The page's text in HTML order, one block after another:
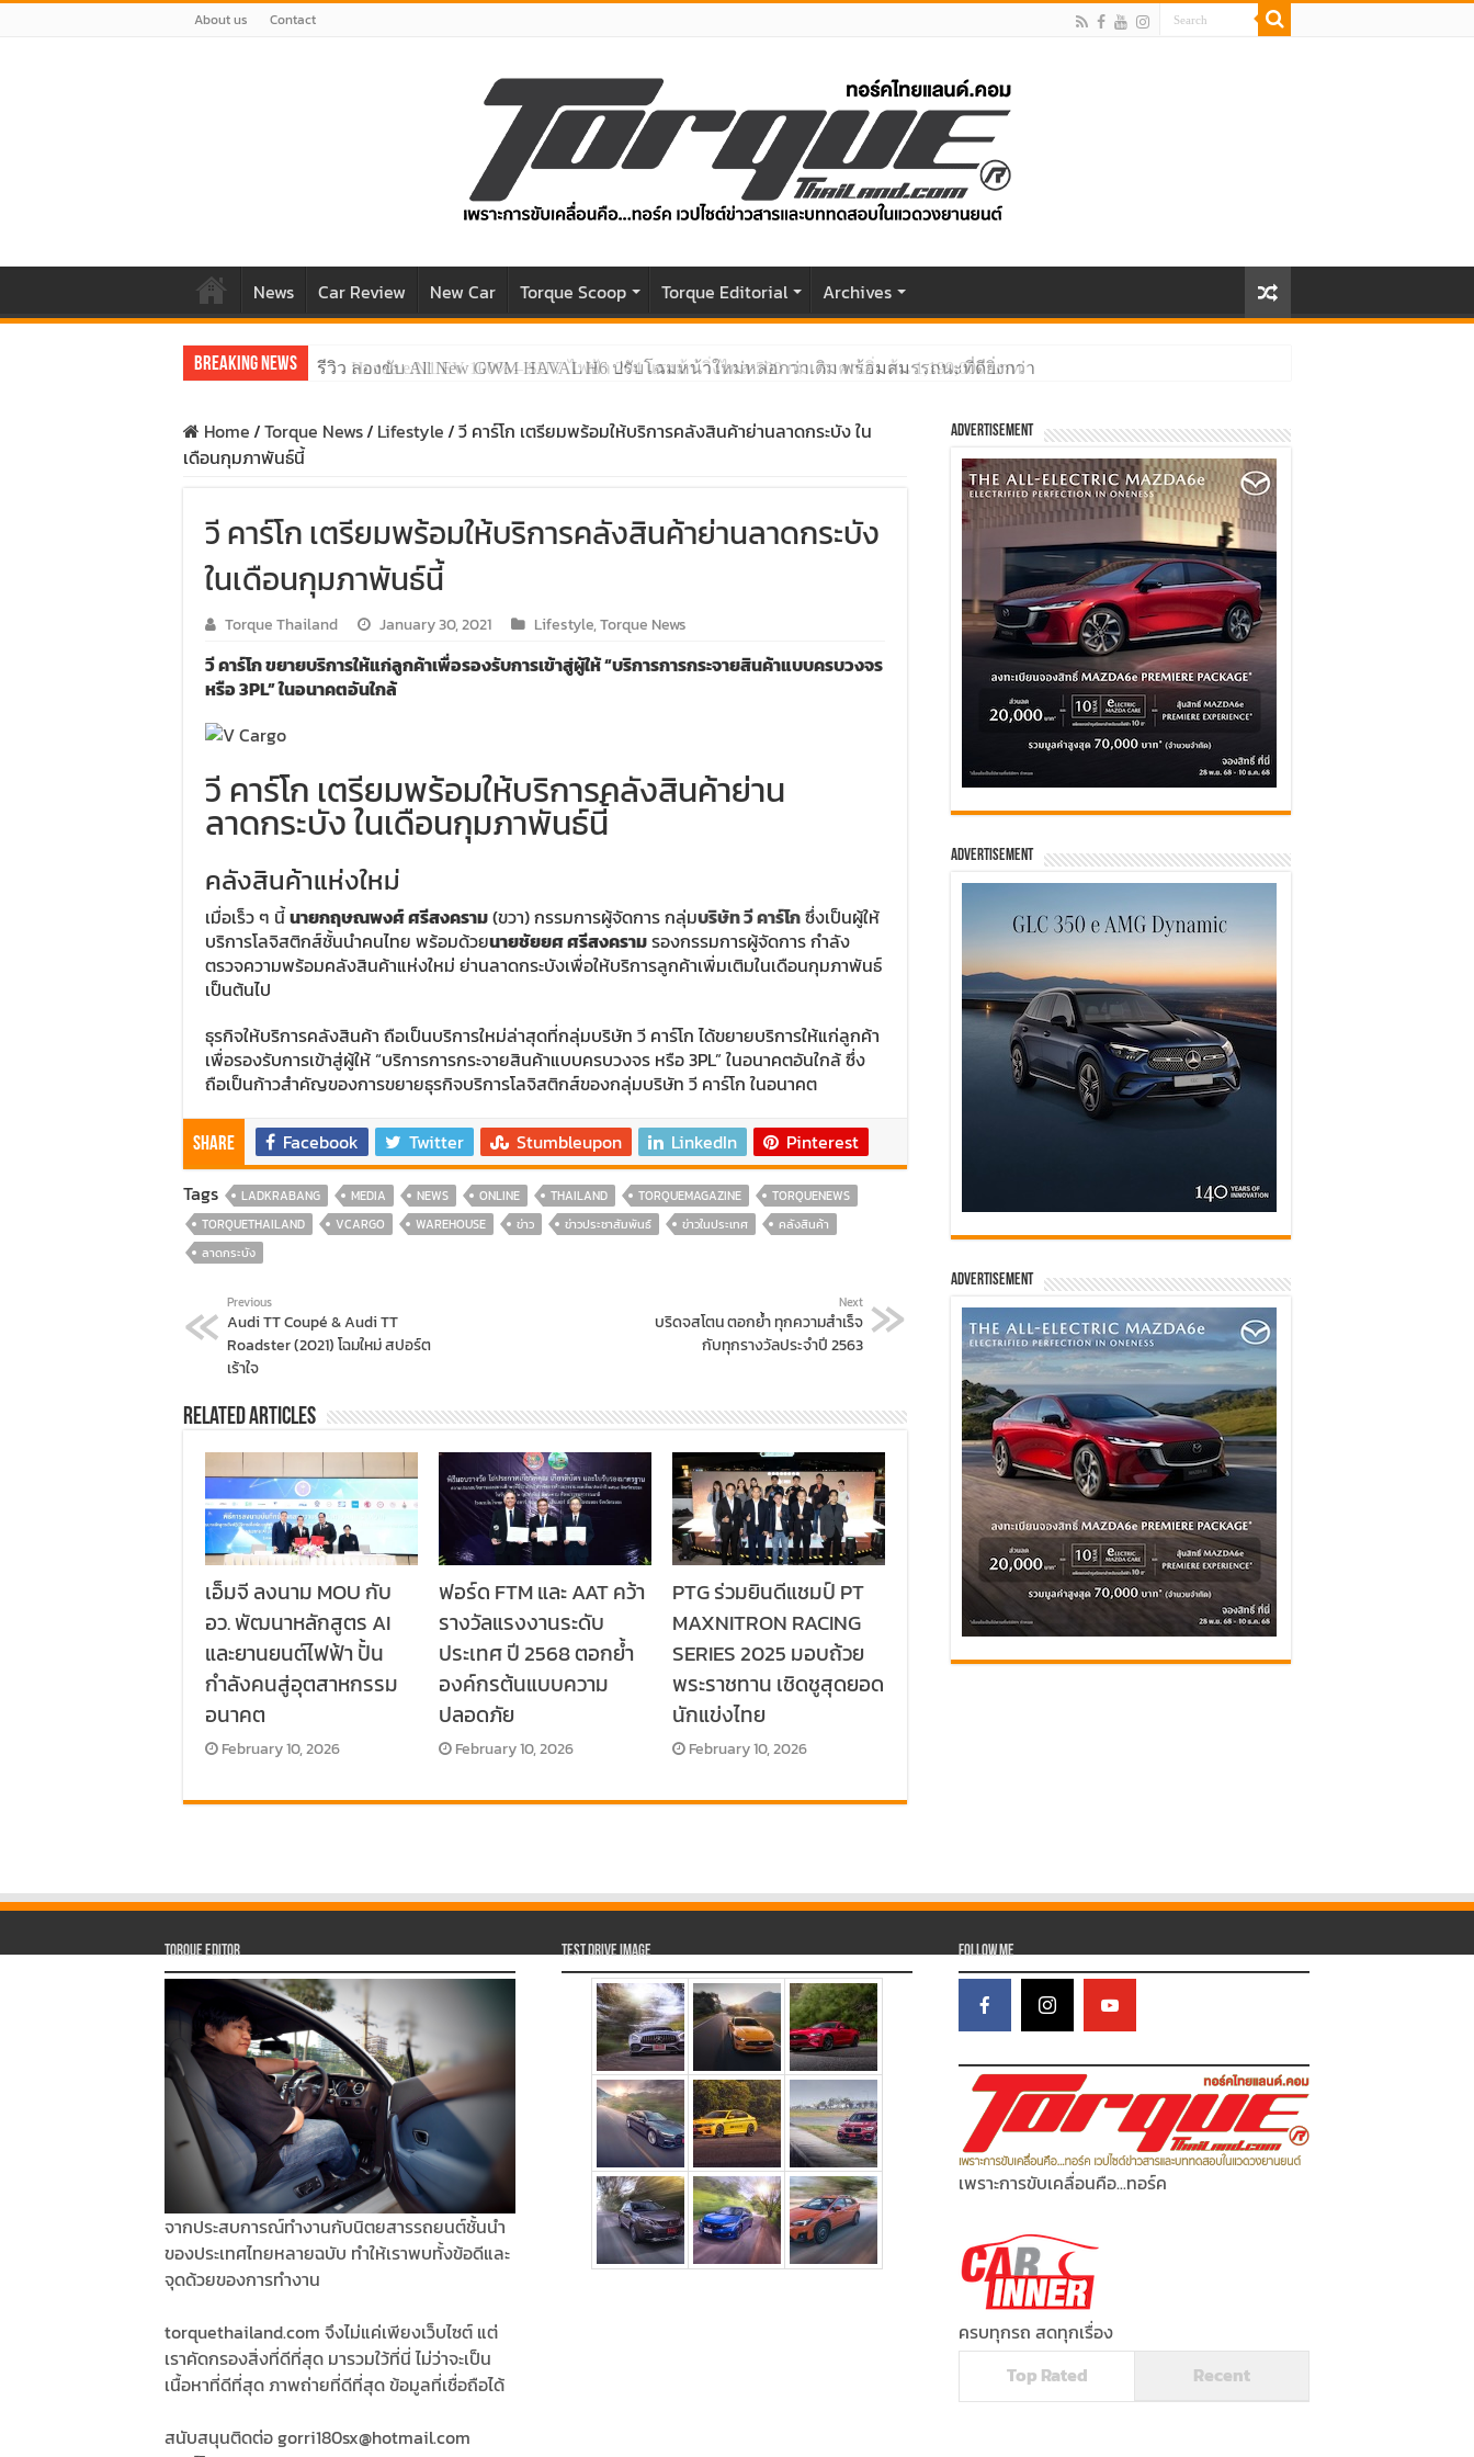
About us Contact
News Car Review New Car Torque Scoop Torque Editorial Archives
Breaking News รีวิว ลองขับ All New GWM HAVAL H6 ปรับโฉมหน้าใหม่หล่อกว่าเดิม พร้อมสมรรถนะที่ดียิ่งกว่า
Home/Torque News/ Lifestyle/วี คาร์โก เตรียมพร้อมให้บริการคลังสินค้าย่านลาดกระบัง ใน
เดือนกุมภาพันธ์นี้
วี คาร์โก เตรียมพร้อมให้บริการคลังสินค้าย่านลาดกระบัง
ในเดือนกุมภาพันธ์นี้
Torque Thailand January 30, 2021 Lifestyle,Torque News
วี คาร์โก ขยายบริการให้แก่ลูกค้าเพื่อรองรับการเข้าสู่ผู้ให้ “บริการการกระจายสินค้าแบบครบวงจร
หรือ 3PL” ในอนาคตอันใกล้
วี คาร์โก เตรียมพร้อมให้บริการคลังสินค้าย่าน
ลาดกระบัง ในเดือนกุมภาพันธ์นี้
คลังสินค้าแห่งใหม่
เมื่อเร็ว ๆ นี้นายกฤษณพงศ์ ศรีสงคราม(ขวา) กรรมการผู้จัดการ กลุ่มบริษัท วี คาร์โกซึ่งเป็นผู้ให้
บริการโลจิสติกส์ชั้นนำคนไทย พร้อมด้วยนายชัยยศ ศรีสงครามรองกรรมการผู้จัดการ กำลัง
ตรวจความพร้อมคลังสินค้าแห่งใหม่ ย่านลาดกระบังเพื่อให้บริการลูกค้าเพิ่มเติมในเดือนกุมภาพันธ์
เป็นต้นไป
ธุรกิจให้บริการคลังสินค้า ถือเป็นบริการใหม่ล่าสุดที่กลุ่มบริษัท วี คาร์โก ได้ขยายบริการให้แก่ลูกค้า
เพื่อรองรับการเข้าสู่ผู้ให้ “บริการการกระจายสินค้าแบบครบวงจร หรือ 3PL” ในอนาคตอันใกล้ ซึ่ง
ถือเป็นก้าวสำคัญของการขยายธุรกิจบริการโลจิสติกส์ของกลุ่มบริษัท วี คาร์โก ในอนาคต
Share Facebook Twitter Stumbleupon LinkedIn
Pinterest
Tags
LADKRABANG MEDIA NEWS ONLINE THAILAND TORQUEMAGAZINE
TORQUENEWS
TORQUETHAILAND
VCARGO WAREHOUSE ข่าว ข่าวประชาสัมพันธ์ ข่าวในประเทศ
คลังสินค้า
ลาดกระบัง
Previous
Audi TT Coupé & Audi TT
Roadster (2021) โฉมใหม่ สปอร์ต
เร้าใจ
Next
บริดจสโตน ตอกย้ำ ทุกความสำเร็จ
กับทุกรางวัลประจำปี 2563
Related Articles
เอ็มจี ลงนาม MOU กับ
อว. พัฒนาหลักสูตร AI
และยานยนต์ไฟฟ้า ปั้น
กำลังคนสู่อุตสาหกรรม
อนาคต
February 10, 2026
ฟอร์ด FTM และ AAT คว้า
รางวัลแรงงานระดับ
ประเทศ ปี 2568 ตอกย้ำ
องค์กรต้นแบบความ
ปลอดภัย
February 10, 2026
PTG ร่วมยินดีแชมป์ PT
MAXNITRON RACING
SERIES 2025 มอบถ้วย
พระราชทาน เชิดชูสุดยอด
นักแข่งไทย
February 10, 2026
Advertisement
Advertisement
Advertisement
Torque Editor
จากประสบการณ์ทำงานกับนิตยสารรถยนต์ชั้นนำ
ของประเทศไทยหลายฉบับ ทำให้เราพบทั้งข้อดีและ
จุดด้วยของการทำงาน
torquethailand.com จึงไม่แค่เพียงเว็บไซต์ แต่
เราคัดกรองสิ่งที่ดีที่สุด มารวมใว้ที่นี่ ไม่ว่าจะเป็น
เนื้อหาที่ดีที่สุด ภาพถ่ายที่ดีที่สุด ข้อมูลที่เชื่อถือได้
สนับสนุนติดต่อ gorri180sx@hotmail.com
Test Drive Image Follow Me
เพราะการขับเคลื่อนคือ...ทอร์ค
ครบทุกรถ สดทุกเรื่อง
Top Rated
Recent